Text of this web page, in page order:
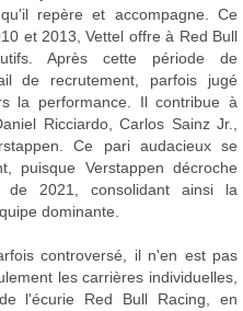
repère et accompagne. Ce
et 2013, Vettel offre à Red Bull
Après cette période de
de recrutement, parfois jugé
la performance. Il contribue à
Ricciardo, Carlos Sainz Jr.,
Ce pari audacieux se
puisque Verstappen décroche
2021, consolidant ainsi la
dominante.
controversé, il n'en est pas
les carrières individuelles,
l'écurie Red Bull Racing, en